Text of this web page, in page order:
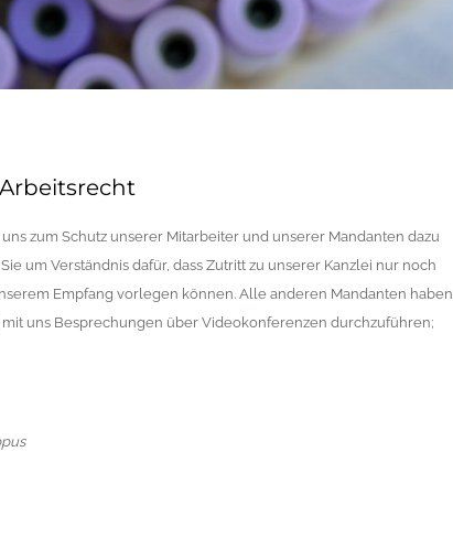
zum Schutz unserer Mitarbeiter und unserer Mandanten dazu
um Verständnis dafür, dass Zutritt zu unserer Kanzlei nur noch
Empfang vorlegen können. Alle anderen Mandanten haben
uns Besprechungen über Videokonferenzen durchzuführen;